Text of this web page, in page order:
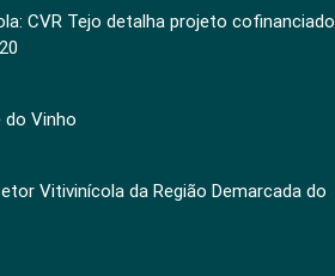
CVR Tejo detalha projeto cofinanciado
do Vinho
Vitivinícola da Região Demarcada do